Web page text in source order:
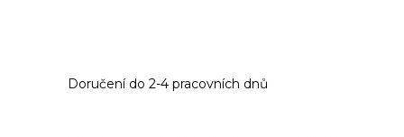
Doručení do 2-4 pracovních dnů